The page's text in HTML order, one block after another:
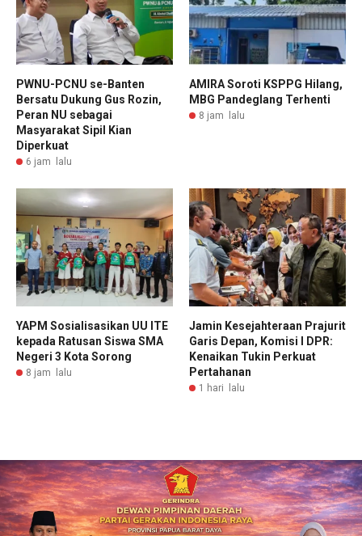
PWNU-PCNU se-Banten
Bersatu Dukung Gus Rozin,
Peran NU sebagai
Masyarakat Sipil Kian
Diperkuat
6 jam lalu
AMIRA Soroti KSPPG Hilang,
MBG Pandeglang Terhenti
8 jam lalu
YAPM Sosialisasikan UU ITE
kepada Ratusan Siswa SMA
Negeri 3 Kota Sorong
8 jam lalu
Jamin Kesejahteraan Prajurit
Garis Depan, Komisi I DPR:
Kenaikan Tukin Perkuat
Pertahanan
1 hari lalu